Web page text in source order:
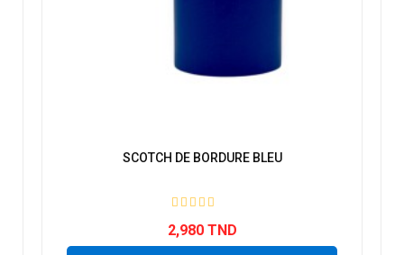
SCOTCH DE BORDURE BLEU
2,980 TND